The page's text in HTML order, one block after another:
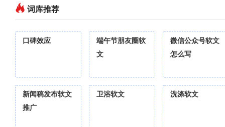
词库推荐
口碑效应
端午节朋友圈软
文
微信公众号软文
怎么写
新闻稿发布软文
推广
卫浴软文 洗涤软文